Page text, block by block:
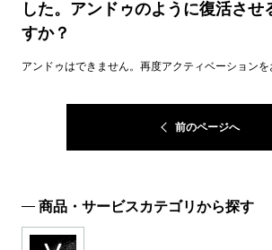
した。アンドゥのように復活させ
すか？
アンドゥはできません。再度アクティベーションを
前のページへ
商品・サービスカテゴリから探す